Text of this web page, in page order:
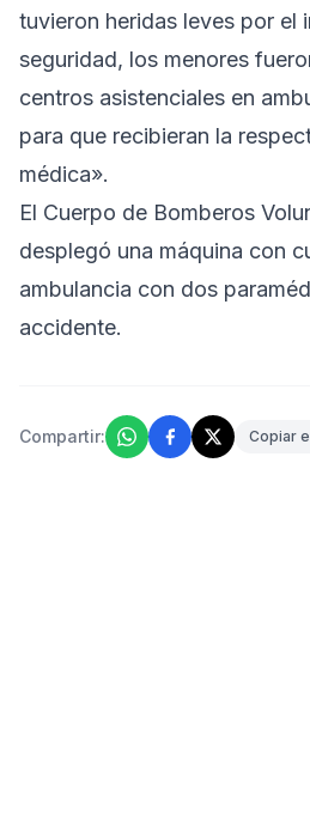
tuvieron heridas leves por el
seguridad, los menores
centros asistenciales en
para que recibieran la
médica».
El Cuerpo de Bomberos
desplegó una máquina con
ambulancia con dos
accidente.
Compartir: Copiar